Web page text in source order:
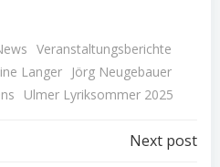
Veranstaltungsberichte
Langer
Jörg Neugebauer
Ulmer Lyriksommer 2025
Next post